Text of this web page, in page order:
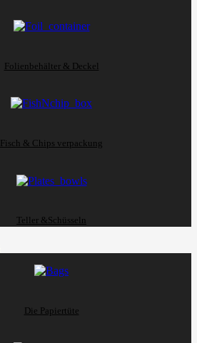
Folienbehälter & Deckel
Fisch & Chips verpackung
Teller &Schüsseln
Die Papiertüte